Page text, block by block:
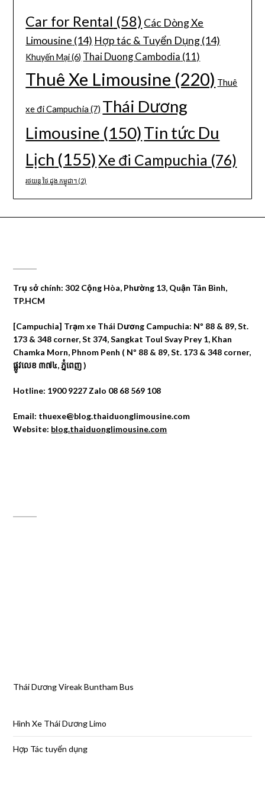
Car for Rental (58) Các Dòng Xe
Limousine (14) Hợp tác & Tuyển Dụng(14)
Khuyến Mại(6) Thai Duong Cambodia (11)
Thuê Xe Limousine (220) Thuê
xe đi Campuchia(7) Thái Dương
Limousine (150)Tin tức Du
Lịch (155)Xe đi Campuchia (76)
រថយន្ត ថៃ ដួង កម្ពុជា។ (2)
Trụ sở chính: 302 Cộng Hòa, Phường 13, Quận Tân Bình,
TP.HCM
[Campuchia] Trạm xe Thái Dương Campuchia: Nº 88 & 89, St.
173 & 348 corner, St 374, Sangkat Toul Svay Prey 1, Khan
Chamka Morn, Phnom Penh ( Nº 88 & 89, St. 173 & 348 corner,
ផ្លូវលេខ ៣៧៤, ភ្នំពេញ )
Hotline: 1900 9227 Zalo 08 68 569 108
Email: thuexe@blog.thaiduonglimousine.com
Website: blog.thaiduonglimousine.com
Thái Dương Vireak Buntham Bus
Hình Xe Thái Dương Limo
Hợp Tác tuyển dụng